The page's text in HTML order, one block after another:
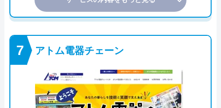
アトム電器チェーン